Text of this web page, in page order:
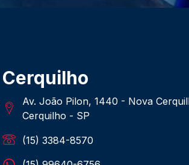
Cerquilho
Av. João Pilon, 1440 - Nova
Cerquilho - SP
(15) 3384-8570